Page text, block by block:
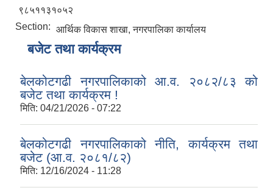
९८५११३१०५२
Section: आर्थिक विकास शाखा, नगरपालिका कार्यालय
बजेट तथा कार्यक्रम
बेलकोटगढी नगरपालिकाको आ.व. २०८२/८३ को
बजेट तथा कार्यक्रम !
मिति: 04/21/2026 - 07:22
बेलकोटगढी नगरपालिकाको नीति, कार्यक्रम तथा
बजेट (आ.व. २०८१/८२)
मिति: 12/16/2024 - 11:28